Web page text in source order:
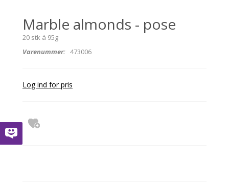
Marble almonds - pose
20 stk á 95g
Varenummer: 473006
Log ind for pris